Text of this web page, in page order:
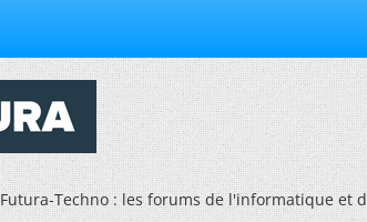
Futura-Techno : les forums de l'informatique et